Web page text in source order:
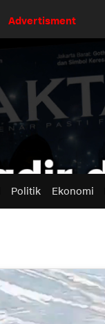
Advertisment
Politik Ekonomi